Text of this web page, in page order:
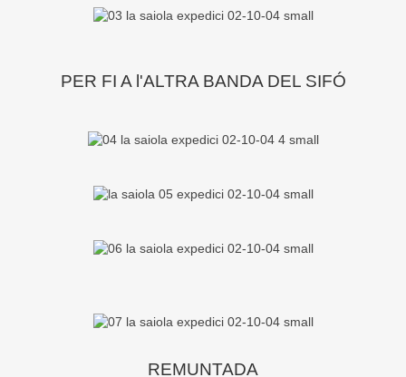
PER FI A l'ALTRA BANDA DEL SIFÓ
REMUNTADA